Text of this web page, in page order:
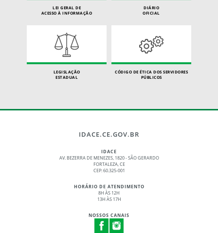
LEI GERAL DE
ACESSO À INFORMAÇÃO
DIÁRIO
OFICIAL
LEGISLAÇÃO
ESTADUAL
CÓDIGO DE ÉTICA DOS SERVIDORES
PÚBLICOS
IDACE.CE.GOV.BR
IDACE
AV. BEZERRA DE MENEZES, 1820 - SÃO GERARDO
FORTALEZA, CE
CEP: 60.325-001
HORÁRIO DE ATENDIMENTO
8H ÀS 12H
13H ÀS 17H
NOSSOS CANAIS